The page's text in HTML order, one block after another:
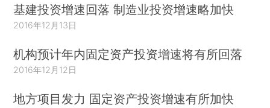
基建投资增速回落 制造业投资增速略加快
2016年12月13日
机构预计年内固定资产投资增速将有所回落
2016年12月12日
地方项目发力 固定资产投资增速有所加快